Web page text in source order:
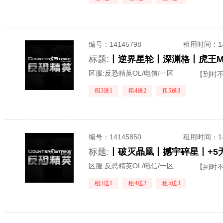
编号： 14145798 租用时间 ：
标题:
区服:反恐精英OL/电信/一区 【到时
租3送1 租4送2 租5送3
编号： 14145850 租用时间 ：
标题:
区服:反恐精英OL/电信/一区 【到时
租3送1 租4送2 租5送3